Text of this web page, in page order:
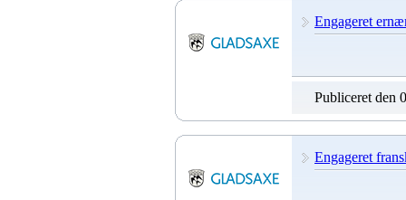
Engageret
Publiceret den
Engageret